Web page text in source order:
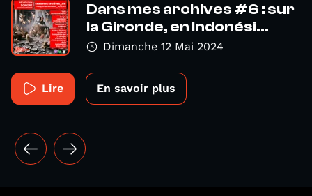
Dans mes archives #6 : sur
la Gironde, en Indonési...
Dimanche 12 Mai 2024
Lire En savoir plus